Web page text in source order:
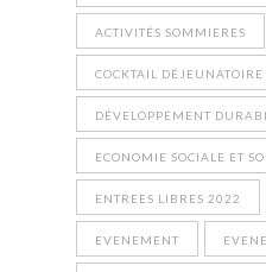
ACTIVITÉS SOMMIERES
COCKTAIL DÉJEUNATOIRE
DÉVELOPPEMENT
ECONOMIE SOCIALE ET
ENTREES LIBRES 2022
EVENEMENT